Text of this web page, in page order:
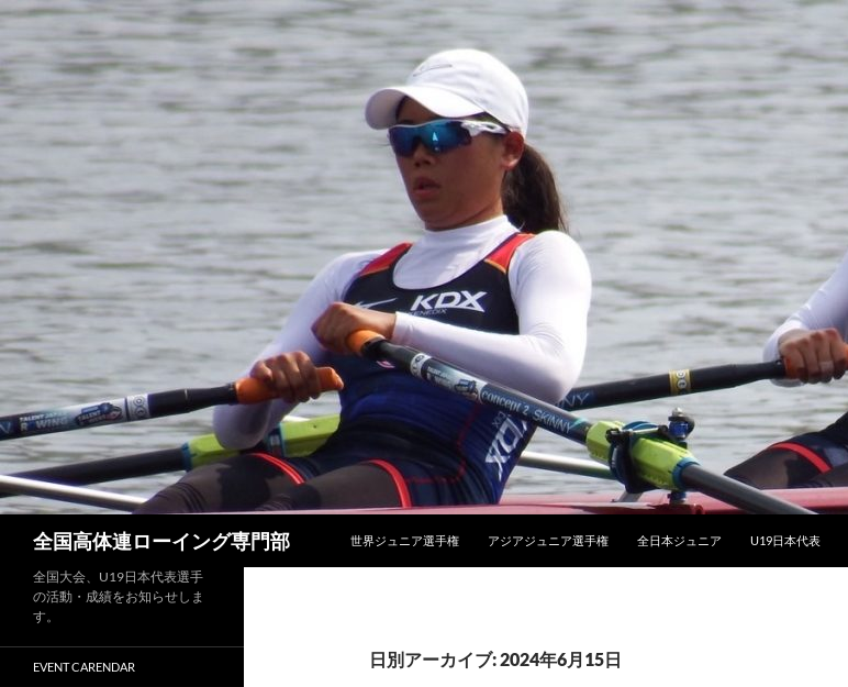
全国高体連ローイング専門部
世界ジュニア選手権
アジアジュニア選手権 全日本ジュニア U19日本代表
日別アーカイブ: 2024年6月15日
全国大会、U19日本代表選手
の活動・成績をお知らせしま
す。
EVENT CARENDAR